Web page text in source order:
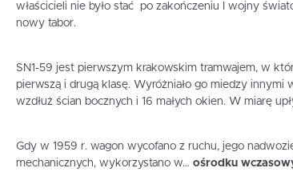
właścicieli nie było stać po zakończeniu I wojny
nowy tabor.
SN1-59 jest pierwszym krakowskim tramwajem, w
pierwszą i drugą klasę. Wyróżniało go miedzy innymi
wzdłuż ścian bocznych i 16 małych okien. W miarę
Gdy w 1959 r. wagon wycofano z ruchu, jego
mechanicznych, wykorzystano w… ośrodku